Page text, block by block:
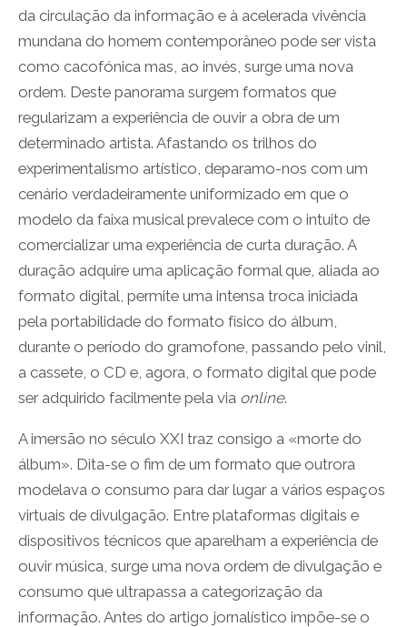
da circulação da informação e à acelerada vivência
mundana do homem contemporâneo pode ser vista
como cacofónica mas, ao invés, surge uma nova
ordem. Deste panorama surgem formatos que
regularizam a experiência de ouvir a obra de um
determinado artista. Afastando os trilhos do
experimentalismo artístico, deparamo-nos com um
cenário verdadeiramente uniformizado em que o
modelo da faixa musical prevalece com o intuito de
comercializar uma experiência de curta duração. A
duração adquire uma aplicação formal que, aliada ao
formato digital, permite uma intensa troca iniciada
pela portabilidade do formato físico do álbum,
durante o período do gramofone, passando pelo vinil,
a cassete, o CD e, agora, o formato digital que pode
ser adquirido facilmente pela via online.
A imersão no século XXI traz consigo a «morte do
álbum». Dita-se o fim de um formato que outrora
modelava o consumo para dar lugar a vários espaços
virtuais de divulgação. Entre plataformas digitais e
dispositivos técnicos que aparelham a experiência de
ouvir música, surge uma nova ordem de divulgação e
consumo que ultrapassa a categorização da
informação. Antes do artigo jornalístico impõe-se o